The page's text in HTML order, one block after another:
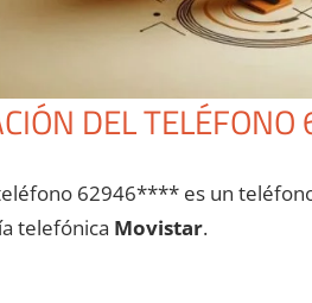
DEL
62946**** es un
telefónica Movistar.